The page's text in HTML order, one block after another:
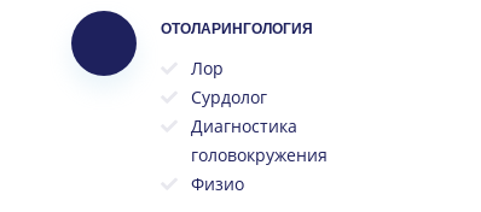
ОТОЛАРИНГОЛОГИЯ
Лор
Сурдолог
Диагностика
головокружения
Физио